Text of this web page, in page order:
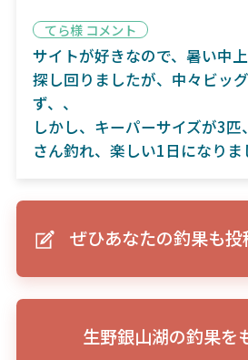
てら様 コメント
サイトが好きなので、暑い中
探し回りましたが、中々ビッ
ず、、
しかし、キーパーサイズが3匹
さん釣れ、楽しい1日になりま
ぜひあなたの釣果も投
生野銀山湖の釣果を